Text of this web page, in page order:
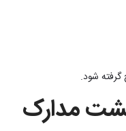
شود.
مدارک